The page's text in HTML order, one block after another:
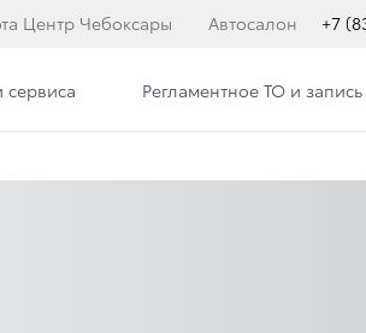
Центр Чебоксары Автосалон +7
сервиса Регламентное ТО и запись